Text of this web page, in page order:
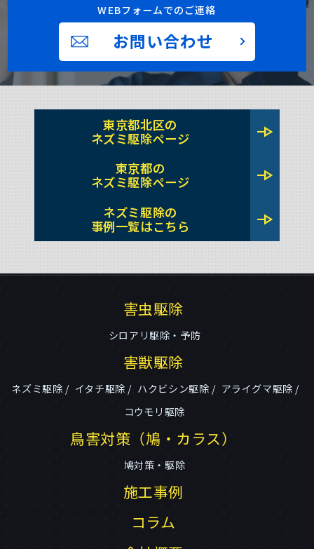
WEBフォームでのご連絡
お問い合わせ
東京都北区の
ネズミ駆除ページ
line_end_arrow
東京都の
ネズミ駆除ページ
line_end_arrow
ネズミ駆除の
事例一覧はこちら
line_end_arrow
害虫駆除
シロアリ駆除・予防
害獣駆除
ネズミ駆除 イタチ駆除 ハクビシン駆除
アライグマ駆除
コウモリ駆除
鳥害対策（鳩・カラス）
鳩対策・駆除
施工事例
コラム